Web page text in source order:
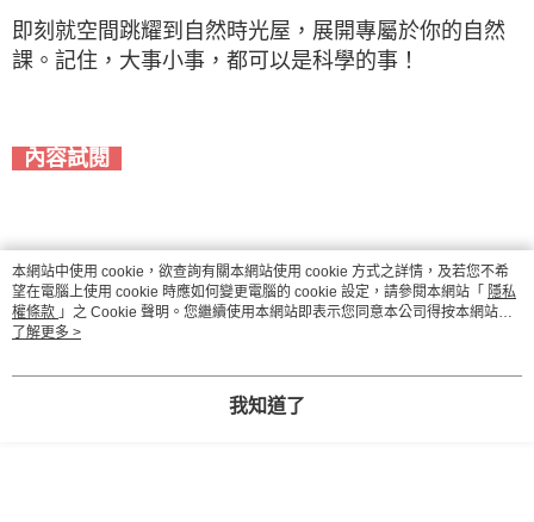
即刻就空間跳耀到自然時光屋，展開專屬於你的自然
課。記住，大事小事，都可以是科學的事！
內容試閱
本網站中使用 cookie，欲查詢有關本網站使用 cookie 方式之詳情，及若您不希
望在電腦上使用 cookie 時應如何變更電腦的 cookie 設定，請參閱本網站「 隱私
權條款 」之 Cookie 聲明。您繼續使用本網站即表示您同意本公司得按本網站使
用條款之 Cookie 聲明使用 cookie。
了解更多 >
我知道了